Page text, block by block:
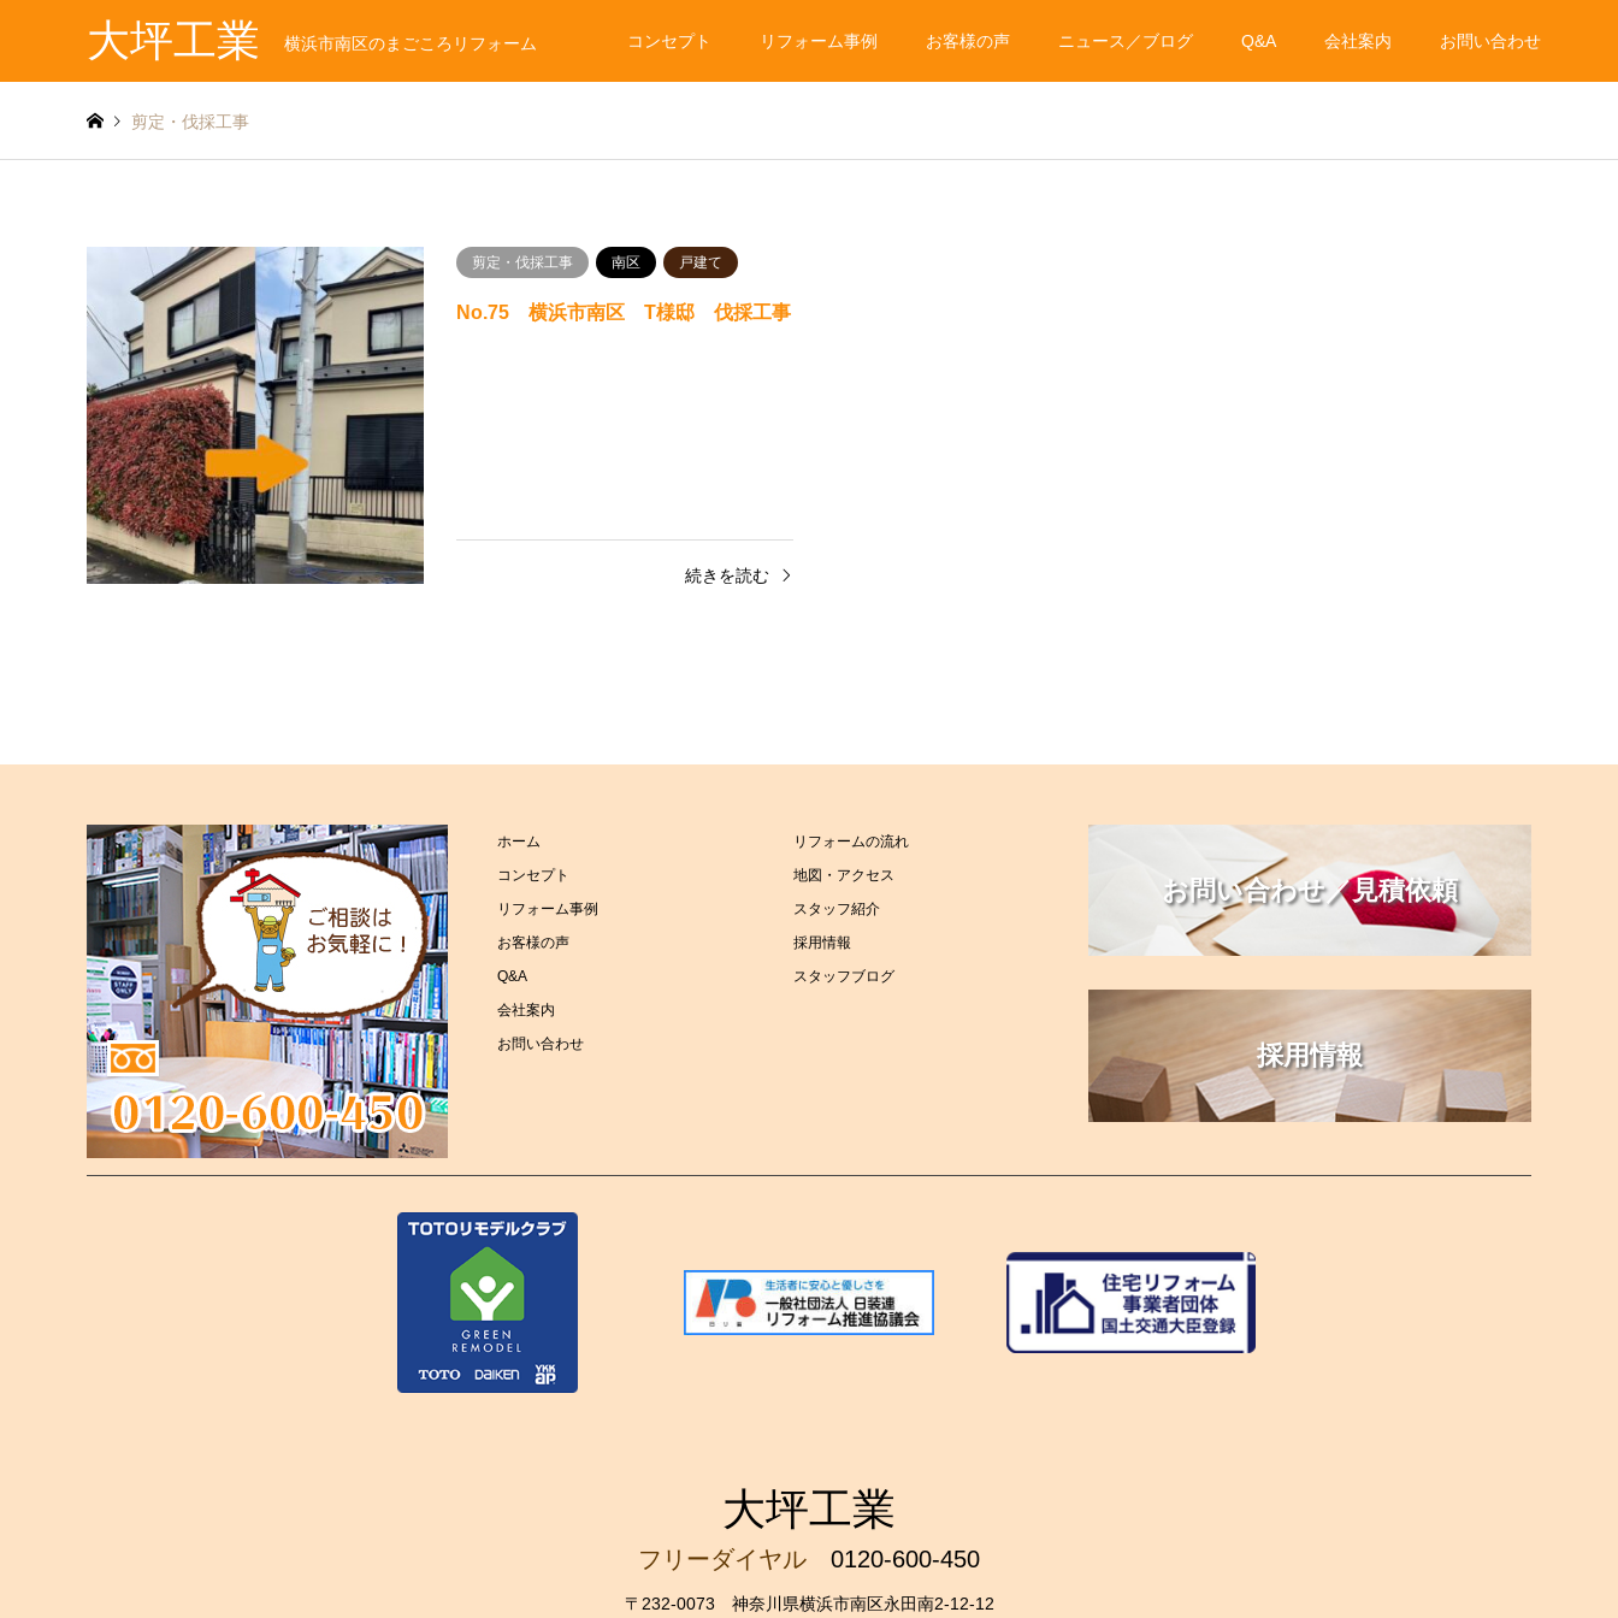
大坪工業 横浜市南区のまごころリフォーム コンセプト リフォーム事例 お客様の声 ニュース／ブログ Q&A 会社案内 お問い合わせ
剪定・伐採工事
剪定・伐採工事 南区 戸建て
No.75 横浜市南区 T様邸 伐採工事
続きを読む
ホーム
コンセプト
リフォーム事例
お客様の声
Q&A
会社案内
お問い合わせ
リフォームの流れ
地図・アクセス
スタッフ紹介
採用情報
スタッフブログ
お問い合わせ／見積依頼
採用情報
大坪工業
フリーダイヤル 0120-600-450
〒232-0073 神奈川県横浜市南区永田南2-12-12